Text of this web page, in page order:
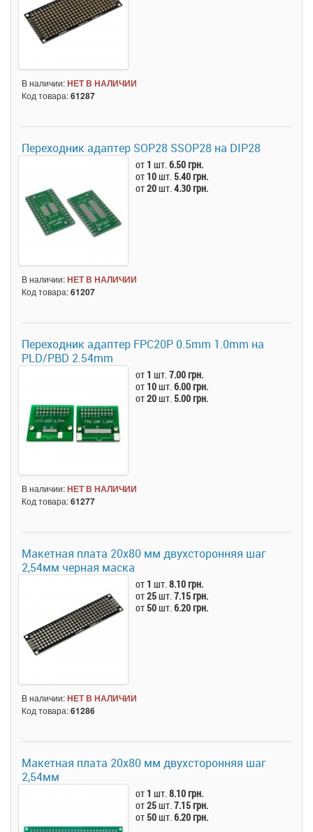
В наличии:НЕТ В НАЛИЧИИ
Код товара:61287
Переходник адаптер SOP28 SSOP28 на DIP28
от 1 шт.6.50 грн.
от 10шт. 5.40 грн.
от20шт.4.30 грн.
В наличии:НЕТ В НАЛИЧИИ
Код товара:61207
Переходник адаптер FPC20P 0.5mm 1.0mm на
PLD/PBD 2.54mm
от 1 шт.7.00 грн.
от 10шт.6.00 грн.
от20шт. 5.00 грн.
В наличии:НЕТ В НАЛИЧИИ
Код товара:61277
Макетная плата 20x80 мм двухсторонняя шаг
2,54мм черная маска
от 1 шт.8.10 грн.
от25шт.7.15 грн.
от 50шт.6.20 грн.
В наличии:НЕТ В НАЛИЧИИ
Код товара:61286
Макетная плата 20x80 мм двухсторонняя шаг
2,54мм
от 1 шт.8.10 грн.
от25шт.7.15 грн.
от 50шт.6.20 грн.